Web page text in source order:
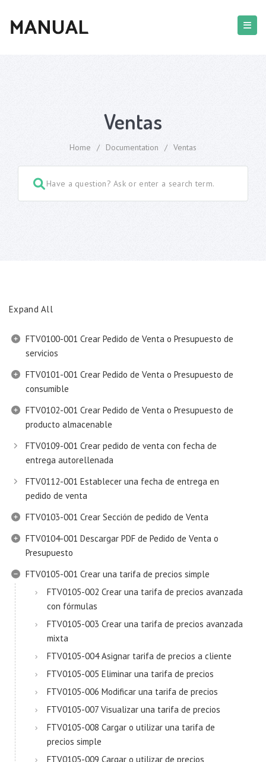
Ventas
Home / Documentation / Ventas
Expand All
FTV0100-001 Crear Pedido de Venta o Presupuesto de
servicios
FTV0101-001 Crear Pedido de Venta o Presupuesto de
consumible
FTV0102-001 Crear Pedido de Venta o Presupuesto de
producto almacenable
FTV0109-001 Crear pedido de venta con fecha de
entrega autorellenada
FTV0112-001 Establecer una fecha de entrega en
pedido de venta
FTV0103-001 Crear Sección de pedido de Venta
FTV0104-001 Descargar PDF de Pedido de Venta o
Presupuesto
FTV0105-001 Crear una tarifa de precios simple
FTV0105-002 Crear una tarifa de precios avanzada
con fórmulas
FTV0105-003 Crear una tarifa de precios avanzada
mixta
FTV0105-004 Asignar tarifa de precios a cliente
FTV0105-005 Eliminar una tarifa de precios
FTV0105-006 Modificar una tarifa de precios
FTV0105-007 Visualizar una tarifa de precios
FTV0105-008 Cargar o utilizar una tarifa de
precios simple
FTV0105-009 Cargar o utilizar de precios